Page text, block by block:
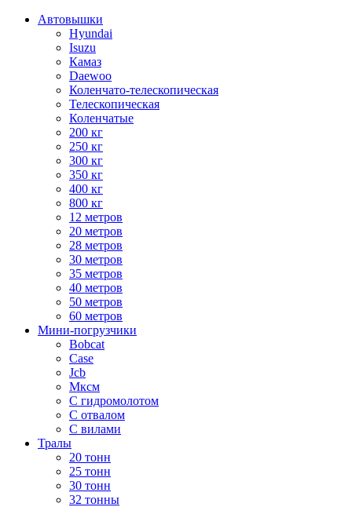
Автовышки
Hyundai
Isuzu
Камаз
Daewoo
Коленчато-телескопическая
Телескопическая
Коленчатые
200 кг
250 кг
300 кг
350 кг
400 кг
800 кг
12 метров
20 метров
28 метров
30 метров
35 метров
40 метров
50 метров
60 метров
Мини-погрузчики
Bobcat
Case
Jcb
Мксм
С гидромолотом
С отвалом
С вилами
Тралы
20 тонн
25 тонн
30 тонн
32 тонны